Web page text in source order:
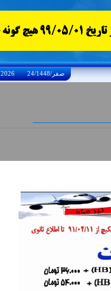
Friday, August 7, 2026 24/صفر/1448